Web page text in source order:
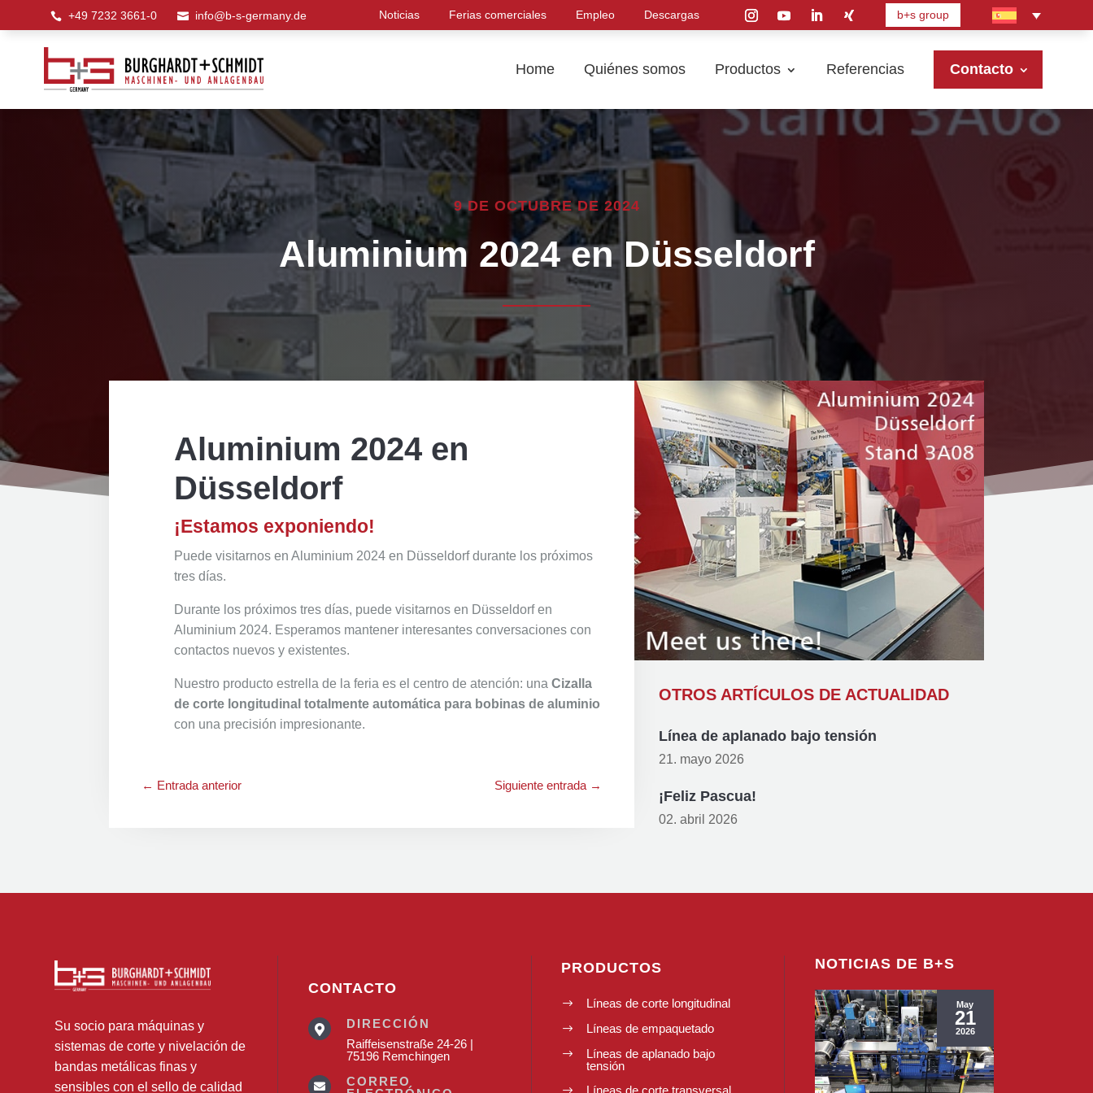
 +49 7232 3661-0  info@b-s-germany.de Noticias Ferias comerciales Empleo Descargas b+s group
Home Quiénes somos Productos Referencias Contacto
9 DE OCTUBRE DE 2024
Aluminium 2024 en Düsseldorf
Aluminium 2024 en
Düsseldorf
¡Estamos exponiendo!
Puede visitarnos en Aluminium 2024 en Düsseldorf durante los próximos
tres días.
Durante los próximos tres días, puede visitarnos en Düsseldorf en
Aluminium 2024. Esperamos mantener interesantes conversaciones con
contactos nuevos y existentes.
Nuestro producto estrella de la feria es el centro de atención: unaCizalla
de corte longitudinal totalmente automática para bobinas de aluminio
con una precisión impresionante.
← Entrada anterior Siguiente entrada→
OTROS ARTÍCULOS DE ACTUALIDAD
Línea de aplanado bajo tensión
21. mayo 2026
¡Feliz Pascua!
02. abril 2026
Su socio para máquinas y
sistemas de corte y nivelación de
bandas metálicas finas y
sensibles con el sello de calidad
CONTACTO

DIRECCIÓN
Raiffeisenstraße 24-26 |
75196 Remchingen

CORREO
PRODUCTOS
$ Líneas de corte longitudinal
$ Líneas de empaquetado
$
Líneas de aplanado bajo
tensión
NOTICIAS DE B+S
May
21
2026